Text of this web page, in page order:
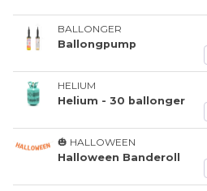
BALLONGER
Ballongpump
HELIUM
Helium - 30 ballonger
🎃 HALLOWEEN
Halloween Banderoll